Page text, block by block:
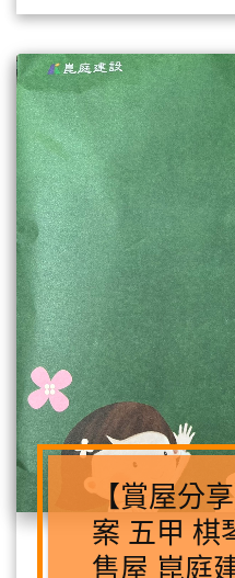
【賞屋分
案 五甲 棋
售屋 崑庭